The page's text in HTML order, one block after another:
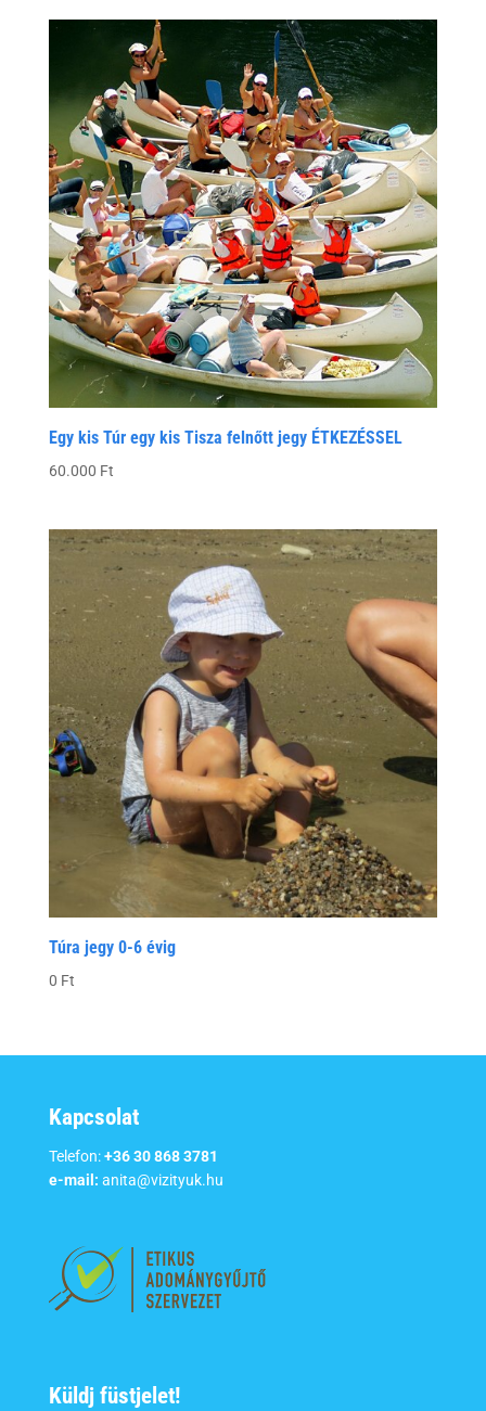
Egy kis Túr egy kis Tisza felnőtt jegy ÉTKEZÉSSEL
60.000 Ft
Túra jegy 0-6 évig
0 Ft
Kapcsolat
Telefon:+36 30 868 3781
e-mail: anita@vizityuk.hu
Küldj füstjelet!